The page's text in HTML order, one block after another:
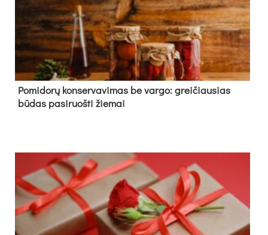
Pomidorų konservavimas be vargo: greičiausias
būdas pasiruošti žiemai